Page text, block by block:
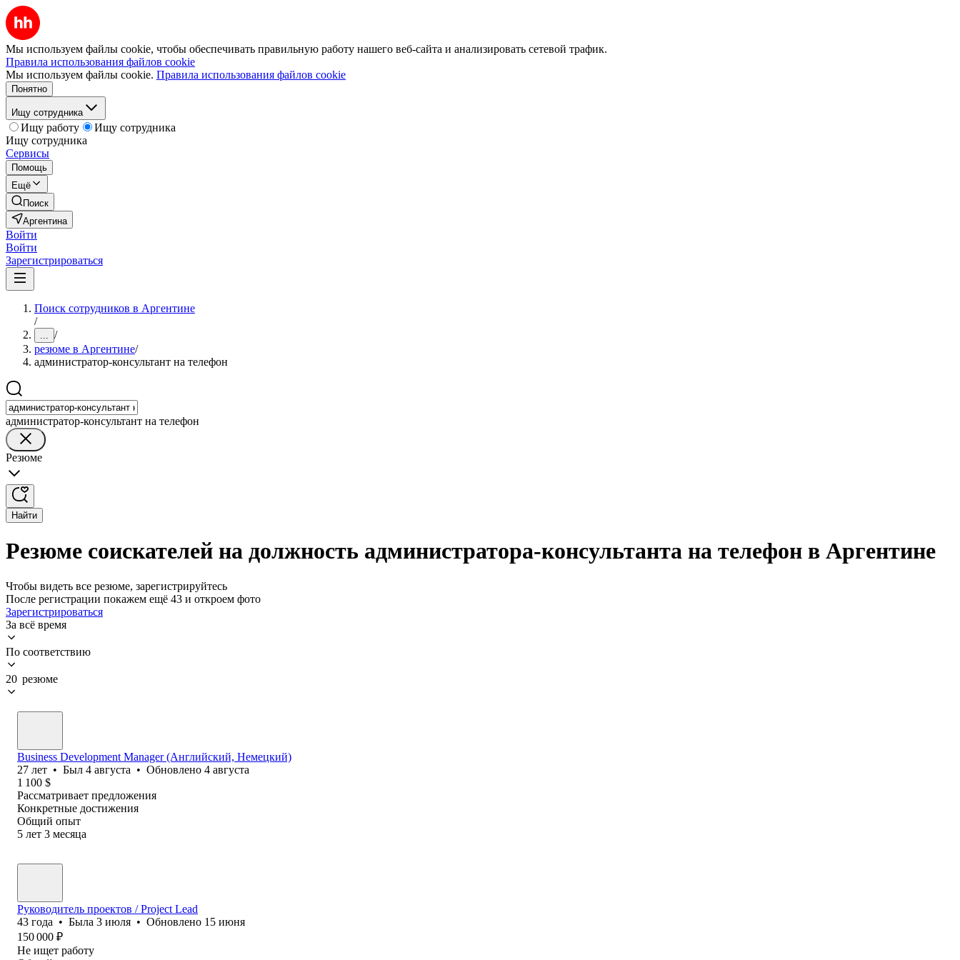
Мы используем файлы cookie, чтобы обеспечивать правильную работу нашего веб-сайта и анализировать сетевой трафик.
Правила использования файлов cookie
Мы используем файлы cookie. Правила использования файлов cookie
Понятно
Ищу сотрудника
Ищу работу
Ищу сотрудника
Ищу сотрудника
Сервисы
Помощь
Ещё
Поиск
Аргентина
Войти
Войти
Зарегистрироваться
Поиск сотрудников в Аргентине
/
... /
резюме в Аргентине/
администратор-консультант на телефон
администратор-консультант на телефон
Резюме
Найти
Резюме соискателей на должность администратора-консультанта на телефон в Аргентине
Чтобы видеть все резюме, зарегистрируйтесь
После регистрации покажем ещё 43 и откроем фото
Зарегистрироваться
За всё время
По соответствию
20 резюме
Business Development Manager (Английский, Немецкий)
27 лет • Был 4 августа • Обновлено 4 августа
1 100 $
Рассматривает предложения
Конкретные достижения
Общий опыт
5 лет 3 месяца
Руководитель проектов / Project Lead
43 года • Была 3 июля • Обновлено 15 июня
150 000 ₽
Не ищет работу